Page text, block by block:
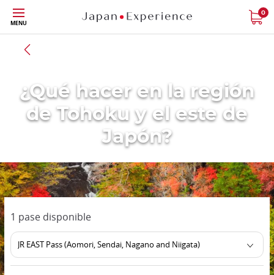
Tamaño
MENU
0
¿Qué hacer en la región
de Tohoku y el este de
Japón?
1 pase disponible